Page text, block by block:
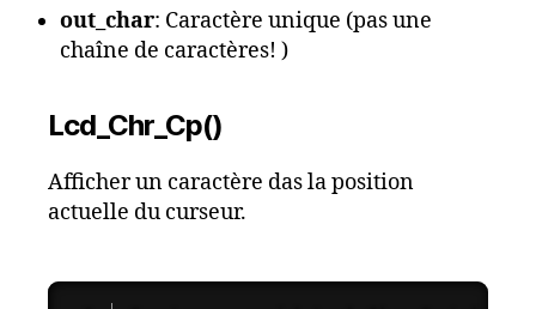
out_char: Caractère unique (pas une
chaîne de caractères! )
Lcd_Chr_Cp()
Afficher un caractère das la position
actuelle du curseur.